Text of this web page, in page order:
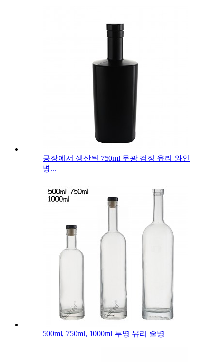
공장에서 생산된 750ml 무광 검정 유리 와인
병...
500ml, 750ml, 1000ml 투명 유리 술병